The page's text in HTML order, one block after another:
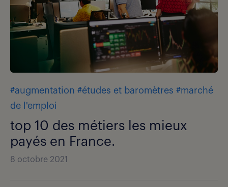
#augmentation #études et baromètres #marché
de l'emploi
top 10 des métiers les mieux
payés en France.
8 octobre 2021